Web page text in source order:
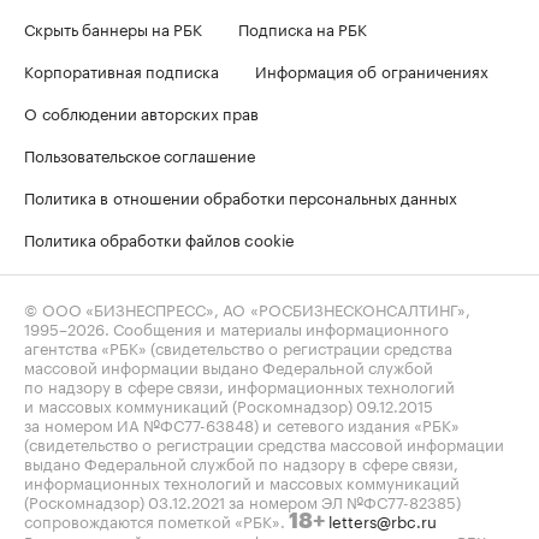
Скрыть баннеры на РБК
Подписка на РБК
Корпоративная подписка
Информация об ограничениях
О соблюдении авторских прав
Пользовательское соглашение
Политика в отношении обработки персональных данных
Политика обработки файлов cookie
© ООО «БИЗНЕСПРЕСС», АО «РОСБИЗНЕСКОНСАЛТИНГ»,
1995–2026 . Сообщения и материалы информационного
агентства «РБК» (свидетельство о регистрации средства
массовой информации выдано Федеральной службой
по надзору в сфере связи, информационных технологий
и массовых коммуникаций (Роскомнадзор) 09.12.2015
за номером ИА №ФС77-63848) и сетевого издания «РБК»
(свидетельство о регистрации средства массовой информации
выдано Федеральной службой по надзору в сфере связи,
информационных технологий и массовых коммуникаций
(Роскомнадзор) 03.12.2021 за номером ЭЛ №ФС77-82385)
сопровождаются пометкой «РБК». 18+ letters@rbc.ru